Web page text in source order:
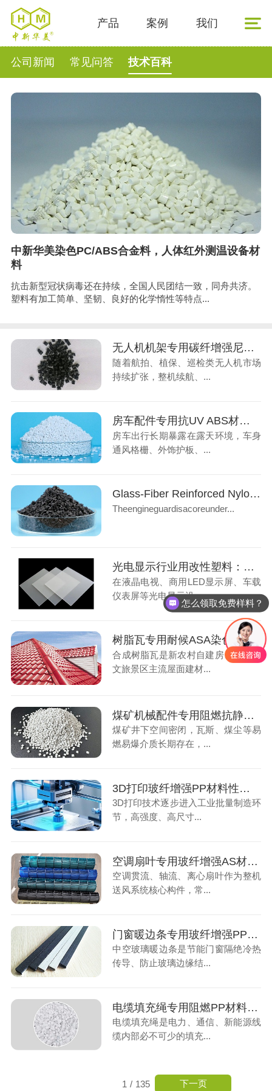
产品 案例 我们
公司新闻 常见问答 技术百科
中新华美染色PC/ABS合金料，人体红外测温设备材
料
抗击新型冠状病毒还在持续，全国人民团结一致，同舟共济。
塑料有加工简单、坚韧、良好的化学惰性等特点...
无人机机架专用碳纤增强尼龙，低空经济轻量化材料
随着航拍、植保、巡检类无人机市场
持续扩张，整机续航、...
房车配件专用抗UV ABS材料，解决户外老化褪色难题
房车出行长期暴露在露天环境，车身
通风格栅、外饰护板、...
Glass-Fiber Reinforced Nylon: Ideal Material for Automotive Engine Underbody Guards
Theengineguardisacoreunder...
光电显示行业用改性塑料：光扩散PS材料应用解析
在液晶电视、商用LED显示屏、车载
仪表屏等光电显示设...
树脂瓦专用耐候ASA染色颗粒，户外屋面长效优选材料
合成树脂瓦是新农村自建房、厂房、
文旅景区主流屋面建材...
煤矿机械配件专用阻燃抗静电ABS材料，筑牢井下生产安全屏障
煤矿井下空间密闭，瓦斯、煤尘等易
燃易爆介质长期存在，...
3D打印玻纤增强PP材料性能解析，工业零部件制造核心耗材
3D打印技术逐步进入工业批量制造环
节，高强度、高尺寸...
空调扇叶专用玻纤增强AS材料，高性能改性塑料赋能家电风叶稳定生产
空调贯流、轴流、离心扇叶作为整机
送风系统核心构件，常...
门窗暖边条专用玻纤增强PP材料，节能门窗关键材料
中空玻璃暖边条是节能门窗隔绝冷热
传导、防止玻璃边缘结...
电缆填充绳专用阻燃PP材料，线缆安全填充专用材料
电缆填充绳是电力、通信、新能源线
缆内部必不可少的填充...
1 / 135 下一页
怎么领取免费样料？